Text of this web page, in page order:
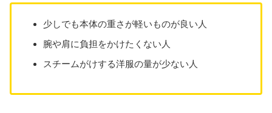
少しでも本体の重さが軽いものが良い人
腕や肩に負担をかけたくない人
スチームがけする洋服の量が少ない人